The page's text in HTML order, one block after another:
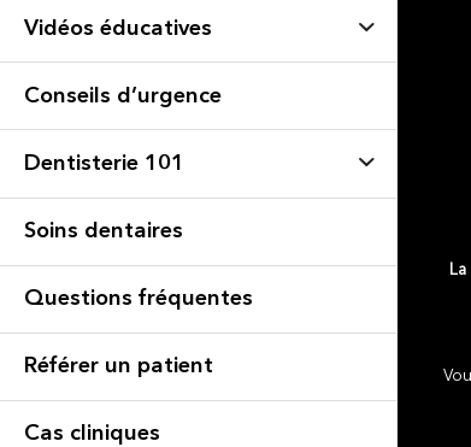
Vidéos éducatives
Conseils d’urgence
Dentisterie 101
Soins dentaires
Questions fréquentes
Référer un patient
Cas cliniques